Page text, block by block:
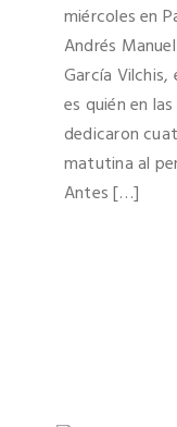
miércoles en
Andrés
García Vilchis,
es quién en
dedicaron
matutina al
Antes […]